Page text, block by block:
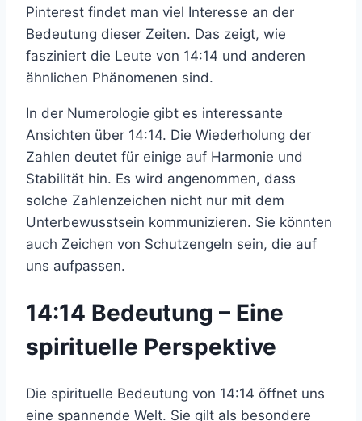
Pinterest findet man viel Interesse an der
Bedeutung dieser Zeiten. Das zeigt, wie
fasziniert die Leute von 14:14 und anderen
ähnlichen Phänomenen sind.
In der Numerologie gibt es interessante
Ansichten über 14:14. Die Wiederholung der
Zahlen deutet für einige auf Harmonie und
Stabilität hin. Es wird angenommen, dass
solche Zahlenzeichen nicht nur mit dem
Unterbewusstsein kommunizieren. Sie könnten
auch Zeichen von Schutzengeln sein, die auf
uns aufpassen.
14:14 Bedeutung – Eine
spirituelle Perspektive
Die spirituelle Bedeutung von 14:14 öffnet uns
eine spannende Welt. Sie gilt als besondere